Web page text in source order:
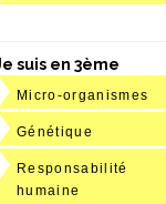
suis en 3ème
Micro-organismes
Génétique
Responsabilité
humaine